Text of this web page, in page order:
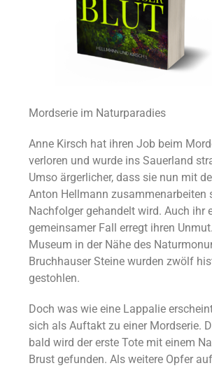
Mordserie im Naturparadies
Anne Kirsch hat ihren Job beim
verloren und wurde ins Sauerland
Umso ärgerlicher, dass sie nun mit
Anton Hellmann zusammenarbeiten
Nachfolger gehandelt wird. Auch ihr
gemeinsamer Fall erregt ihren
Museum in der Nähe des
Bruchhauser Steine wurden zwölf
gestohlen.
Doch was wie eine Lappalie
sich als Auftakt zu einer Mordserie.
bald wird der erste Tote mit einem
Brust gefunden. Als weitere Opfer